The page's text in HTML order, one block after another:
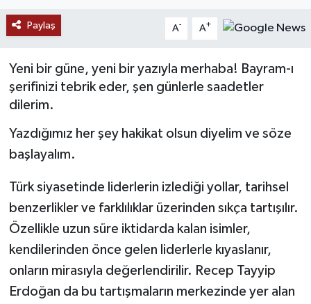
Paylaş A- A+
Yeni bir güne, yeni bir yazıyla merhaba! Bayram-ı
şerifinizi tebrik eder, şen günlerle saadetler
dilerim.
Yazdığımız her şey hakikat olsun diyelim ve söze
başlayalım.
Türk siyasetinde liderlerin izlediği yollar, tarihsel
benzerlikler ve farklılıklar üzerinden sıkça tartışılır.
Özellikle uzun süre iktidarda kalan isimler,
kendilerinden önce gelen liderlerle kıyaslanır,
onların mirasıyla değerlendirilir. Recep Tayyip
Erdoğan da bu tartışmaların merkezinde yer alan
Kültür Sanat
Politika
Son Dakika
Yaşam
Yerel
AboneHaber Özel